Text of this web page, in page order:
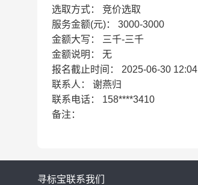
选取方式：
竞价选取
服务金额(元)：
3000-3000
金额大写：
三千-三千
金额说明：
无
报名截止时间：
2025-06-30 12:04
联系人：
谢燕归
联系电话：
158****3410
备注：
寻标宝联系我们